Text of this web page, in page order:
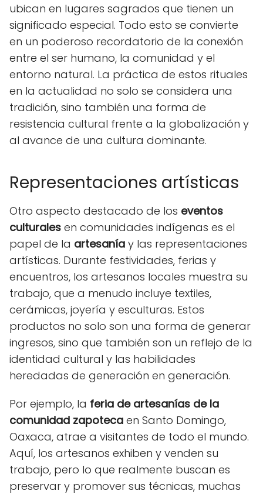
ubican en lugares sagrados que tienen un
significado especial. Todo esto se convierte
en un poderoso recordatorio de la conexión
entre el ser humano, la comunidad y el
entorno natural. La práctica de estos rituales
en la actualidad no solo se considera una
tradición, sino también una forma de
resistencia cultural frente a la globalización y
al avance de una cultura dominante.
Representaciones artísticas
Otro aspecto destacado de los eventos
culturales en comunidades indígenas es el
papel de la artesanía y las representaciones
artísticas. Durante festividades, ferias y
encuentros, los artesanos locales muestra su
trabajo, que a menudo incluye textiles,
cerámicas, joyería y esculturas. Estos
productos no solo son una forma de generar
ingresos, sino que también son un reflejo de la
identidad cultural y las habilidades
heredadas de generación en generación.
Por ejemplo, la feria de artesanías de la
comunidad zapoteca en Santo Domingo,
Oaxaca, atrae a visitantes de todo el mundo.
Aquí, los artesanos exhiben y venden su
trabajo, pero lo que realmente buscan es
preservar y promover sus técnicas, muchas